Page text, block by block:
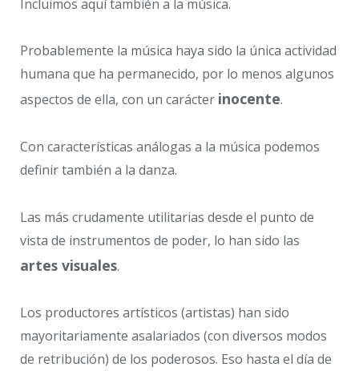
Incluimos aquí también a la música.
Probablemente la música haya sido la única actividad
humana que ha permanecido, por lo menos algunos
aspectos de ella, con un carácter inocente.
Con características análogas a la música podemos
definir también a la danza.
Las más crudamente utilitarias desde el punto de
vista de instrumentos de poder, lo han sido las
artes visuales.
Los productores artísticos (artistas) han sido
mayoritariamente asalariados (con diversos modos
de retribución) de los poderosos. Eso hasta el día de